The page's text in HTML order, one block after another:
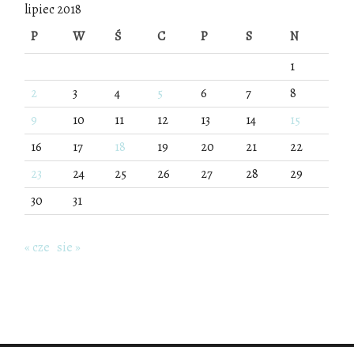
lipiec 2018
P
W Ś C P S
N
1
2
3 4 5 6 7
8
9
10 11 12 13 14
15
16
17 18 19 20 21
22
23
24 25 26 27 28
29
30
31
« cze sie »